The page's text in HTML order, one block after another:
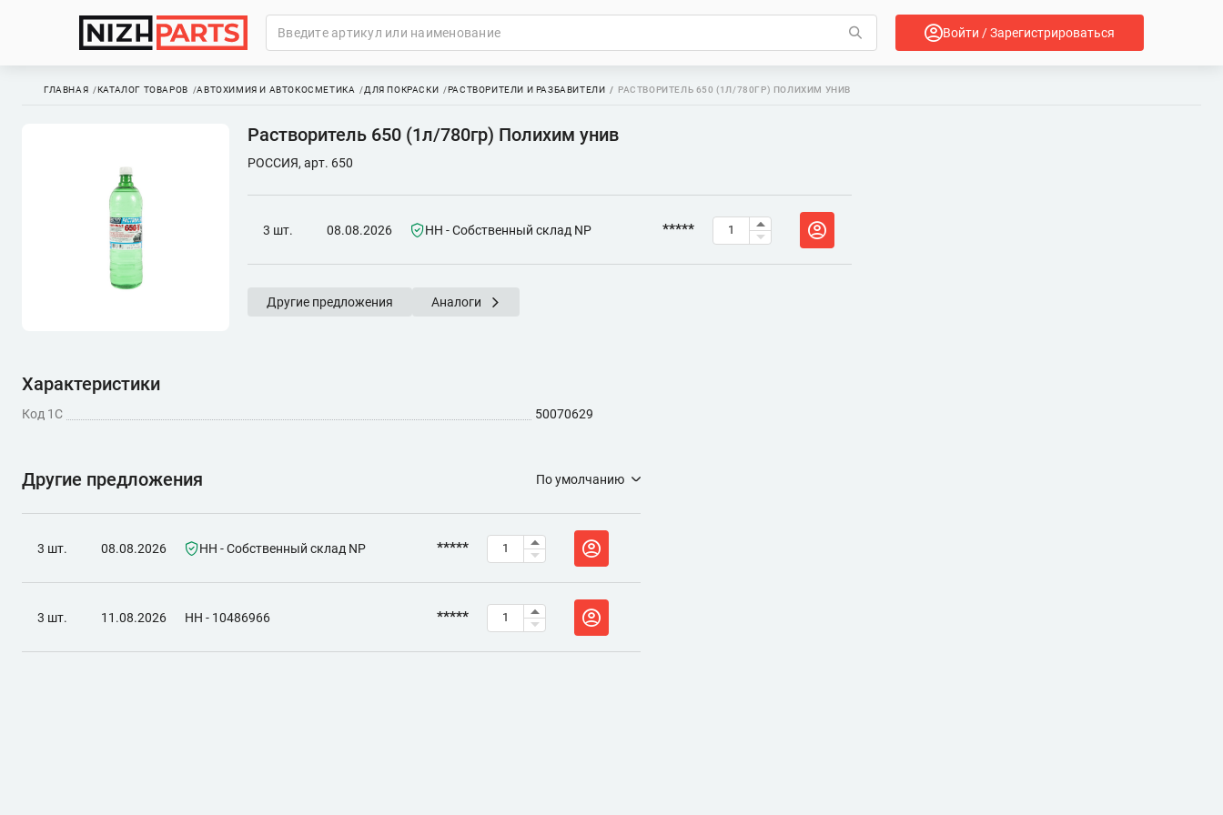
Войти / Зарегистрироваться
ГЛАВНАЯ КАТАЛОГ ТОВАРОВ АВТОХИМИЯ И АВТОКОСМЕТИКА ДЛЯ ПОКРАСКИ РАСТВОРИТЕЛИ И РАЗБАВИТЕЛИ РАСТВОРИТЕЛЬ 650 (1Л/780ГР) ПОЛИХИМ УНИВ
Растворитель 650 (1л/780гр) Полихим унив
РОССИЯ, арт. 650
3 шт. 08.08.2026 НН - Собственный склад NP *****
Другие предложения Аналоги
Характеристики
Код 1С 50070629
Другие предложения По умолчанию
3 шт. 08.08.2026 НН - Собственный склад NP *****
3 шт. 11.08.2026 НН - 10486966 *****